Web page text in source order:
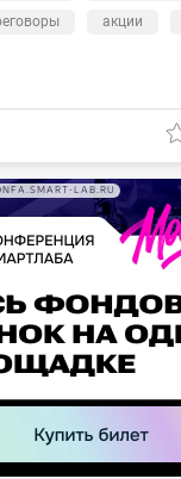
акции
LAB.RU